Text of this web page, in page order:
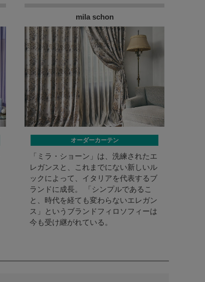
mila schon
オーダーカーテン
「ミラ・ショーン」は、洗練されたエ
レガンスと、これまでにない新しいル
ックによって、イタリアを代表するブ
ランドに成長。 「シンプルであるこ
と、時代を経ても変わらないエレガン
ス」というブランドフィロソフィーは
今も受け継がれている。